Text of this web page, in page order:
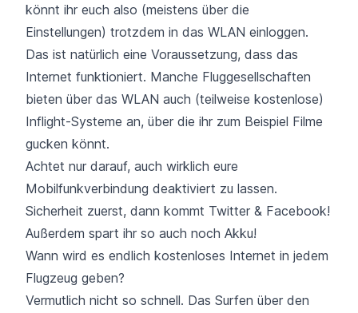
könnt ihr euch also (meistens über die
Einstellungen) trotzdem in das WLAN einloggen.
Das ist natürlich eine Voraussetzung, dass das
Internet funktioniert. Manche Fluggesellschaften
bieten über das WLAN auch (teilweise kostenlose)
Inflight-Systeme an, über die ihr zum Beispiel Filme
gucken könnt.
Achtet nur darauf, auch wirklich eure
Mobilfunkverbindung deaktiviert zu lassen.
Sicherheit zuerst, dann kommt Twitter & Facebook!
Außerdem spart ihr so auch noch Akku!
Wann wird es endlich kostenloses Internet in jedem
Flugzeug geben?
Vermutlich nicht so schnell. Das Surfen über den